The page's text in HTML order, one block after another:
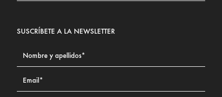
SUSCRÍBETE A LA NEWSLETTER